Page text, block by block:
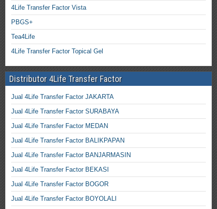
4Life Transfer Factor Vista
PBGS+
Tea4Life
4Life Transfer Factor Topical Gel
Distributor 4Life Transfer Factor
Jual 4Life Transfer Factor JAKARTA
Jual 4Life Transfer Factor SURABAYA
Jual 4Life Transfer Factor MEDAN
Jual 4Life Transfer Factor BALIKPAPAN
Jual 4Life Transfer Factor BANJARMASIN
Jual 4Life Transfer Factor BEKASI
Jual 4Life Transfer Factor BOGOR
Jual 4Life Transfer Factor BOYOLALI